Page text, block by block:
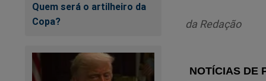
Quem será o artilheiro da
Copa?
da Redação